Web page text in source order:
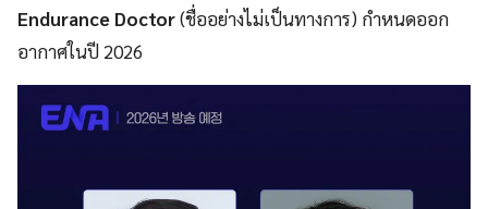
Endurance Doctor(ชื่ออย่างไม่เป็นทางการ) กำหนดออก
อากาศในปี 2026